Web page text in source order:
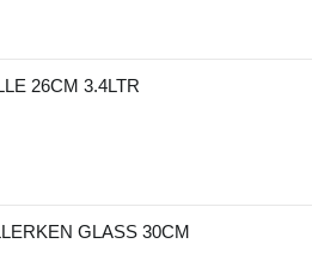
26CM 3.4LTR
GLASS 30CM